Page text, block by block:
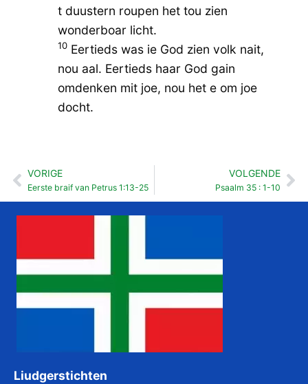
t duustern roupen het tou zien
wonderboar licht.
10Eertieds was ie God zien volk nait,
nou aal. Eertieds haar God gain
omdenken mit joe, nou het e om joe
docht.
Vorige
VORIGE
Eerste braif van Petrus 1:13-25
VOLGENDE
Psaalm 35 : 1-10
Liudgerstichten